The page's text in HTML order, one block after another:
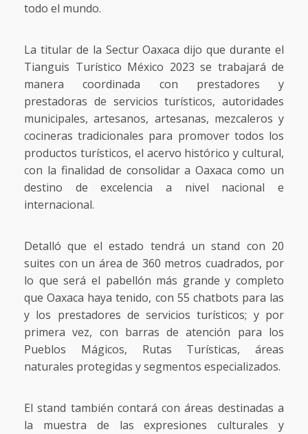
todo el mundo.
La titular de la Sectur Oaxaca dijo que durante el
Tianguis Turístico México 2023 se trabajará de
manera coordinada con prestadores y
prestadoras de servicios turísticos, autoridades
municipales, artesanos, artesanas, mezcaleros y
cocineras tradicionales para promover todos los
productos turísticos, el acervo histórico y cultural,
con la finalidad de consolidar a Oaxaca como un
destino de excelencia a nivel nacional e
internacional.
Detalló que el estado tendrá un stand con 20
suites con un área de 360 metros cuadrados, por
lo que será el pabellón más grande y completo
que Oaxaca haya tenido, con 55 chatbots para las
y los prestadores de servicios turísticos; y por
primera vez, con barras de atención para los
Pueblos Mágicos, Rutas Turísticas, áreas
naturales protegidas y segmentos especializados.
El stand también contará con áreas destinadas a
la muestra de las expresiones culturales y